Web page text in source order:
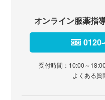
オンライン服薬指
受付時間：10:00～
よくある質